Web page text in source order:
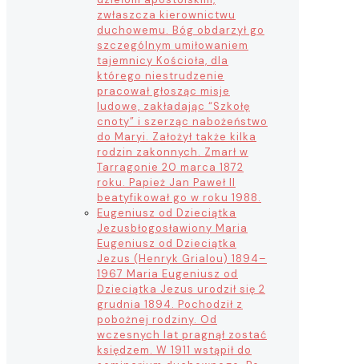
zwłaszcza kierownictwu
duchowemu. Bóg obdarzył go
szczególnym umiłowaniem
tajemnicy Kościoła, dla
którego niestrudzenie
pracował głosząc misje
ludowe, zakładając “Szkołę
cnoty” i szerząc nabożeństwo
do Maryi. Założył także kilka
rodzin zakonnych. Zmarł w
Tarragonie 20 marca 1872
roku. Papież Jan Paweł II
beatyfikował go w roku 1988.
Eugeniusz od Dzieciątka
Jezusbłogosławiony Maria
Eugeniusz od Dzieciątka
Jezus (Henryk Grialou) 1894–
1967 Maria Eugeniusz od
Dzieciątka Jezus urodził się 2
grudnia 1894. Pochodził z
pobożnej rodziny. Od
wczesnych lat pragnął zostać
księdzem. W 1911 wstąpił do